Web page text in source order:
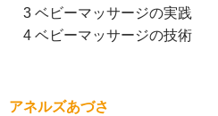
3 ベビーマッサージの実践
4 ベビーマッサージの技術
アネルズあづさ